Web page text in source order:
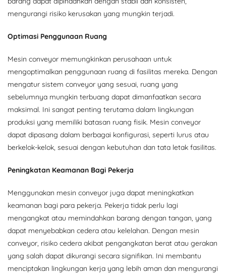
mengurangi risiko kerusakan yang mungkin terjadi.
Optimasi Penggunaan Ruang
Mesin conveyor memungkinkan perusahaan untuk
mengoptimalkan penggunaan ruang di fasilitas mereka. Dengan
mengatur sistem conveyor yang sesuai, ruang yang
sebelumnya mungkin terbuang dapat dimanfaatkan secara
maksimal. Ini sangat penting terutama dalam lingkungan
produksi yang memiliki batasan ruang fisik. Mesin conveyor
dapat dipasang dalam berbagai konfigurasi, seperti lurus atau
berkelok-kelok, sesuai dengan kebutuhan dan tata letak fasilitas.
Peningkatan Keamanan Bagi Pekerja
Menggunakan mesin conveyor juga dapat meningkatkan
keamanan bagi para pekerja. Pekerja tidak perlu lagi
mengangkat atau memindahkan barang dengan tangan, yang
dapat menyebabkan cedera atau kelelahan. Dengan mesin
conveyor, risiko cedera akibat pengangkatan berat atau gerakan
yang salah dapat dikurangi secara signifikan. Ini membantu
menciptakan lingkungan kerja yang lebih aman dan mengurangi